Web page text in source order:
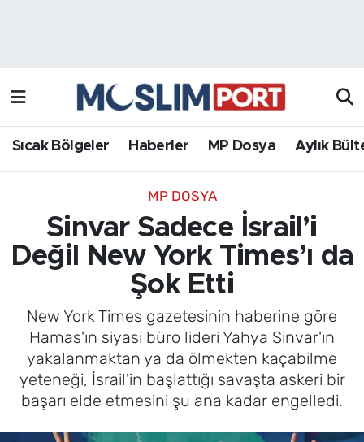
Sıcak Bölgeler Haberler MP Dosya Aylık
MP DOSYA
Sinvar Sadece İsrail’i
Değil New York Times’ı da
Şok Etti
New York Times gazetesinin haberine göre
Hamas'ın siyasi büro lideri Yahya Sinvar'ın
yakalanmaktan ya da ölmekten kaçabilme
yeteneği, İsrail'in başlattığı savaşta askeri bir
başarı elde etmesini şu ana kadar engelledi.
Haberler
MP Dosya
Röportaj Haber